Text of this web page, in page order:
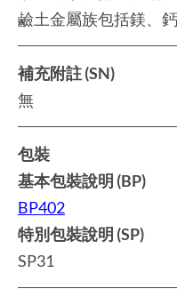
鹼土金屬族包括鎂、鈣
補充附註 (SN)
無
包裝
基本包裝說明 (BP)
BP402
特別包裝說明 (SP)
SP31